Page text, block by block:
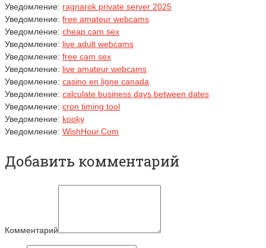
Уведомление: ragnarok private server 2025
Уведомление: free amateur webcams
Уведомление: cheap cam sex
Уведомление: live adult webcams
Уведомление: free cam sex
Уведомление: live amateur webcams
Уведомление: casino en ligne canada
Уведомление: calculate business days between dates
Уведомление: cron timing tool
Уведомление: kooky
Уведомление: WishHour.Com
Добавить комментарий
Комментарий